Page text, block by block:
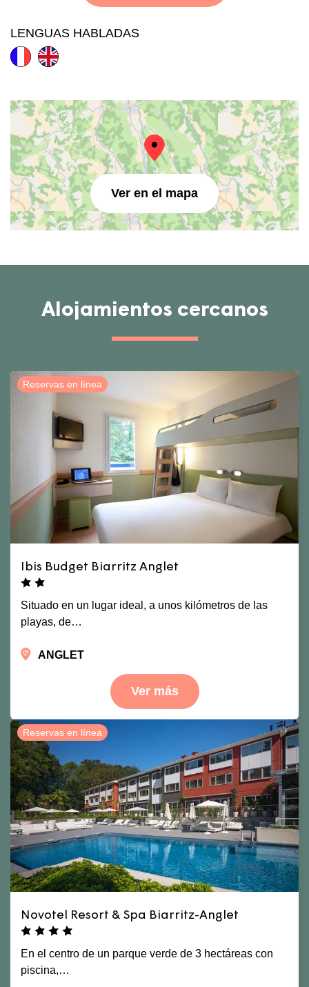
LENGUAS HABLADAS
Ver en el mapa
Alojamientos cercanos
Reservas en línea
Ibis Budget Biarritz Anglet
Situado en un lugar ideal, a unos kilómetros de las
playas, de…
ANGLET
Ver más
Reservas en línea
Novotel Resort & Spa Biarritz-Anglet
En el centro de un parque verde de 3 hectáreas con
piscina,…